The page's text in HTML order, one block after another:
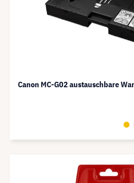
Canon MC-G02 austauschbare